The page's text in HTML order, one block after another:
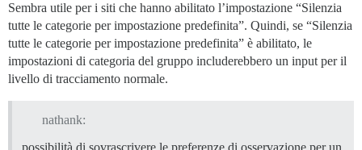
Sembra utile per i siti che hanno abilitato l’impostazione “Silenzia
tutte le categorie per impostazione predefinita”. Quindi, se “Silenzia
tutte le categorie per impostazione predefinita” è abilitato, le
impostazioni di categoria del gruppo includerebbero un input per il
livello di tracciamento normale.
nathank: